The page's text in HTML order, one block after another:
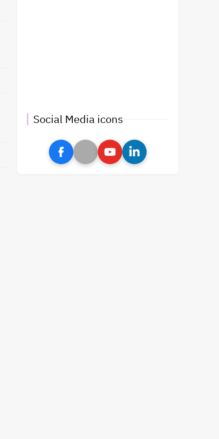
Social Media icons